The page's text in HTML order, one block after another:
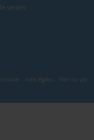
ventes
- Infos légales- Plan du site